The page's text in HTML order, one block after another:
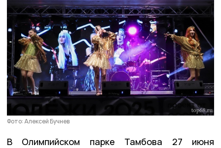
Фото: Алексей Бучнев
В Олимпийском парке Тамбова 27 июня